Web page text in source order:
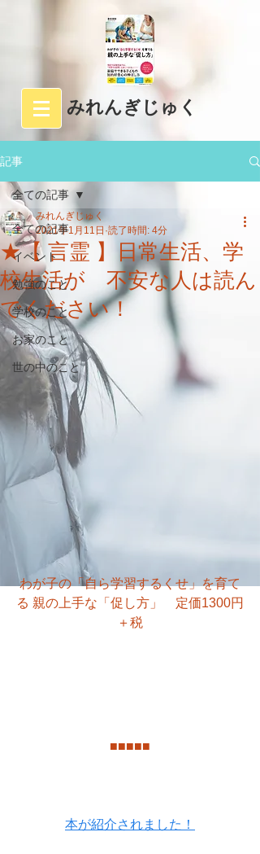
みれんぎじゅく
記事
全ての記事
イベント
勉強のこと
学校のこと
お家のこと
世の中のこと
全ての記事
★【 言霊 】日常生活、学
校生活が 不安な人は読ん
でください！
みれんぎじゅく
2021年1月11日 読了時間: 4分
わが子の「自ら学習するくせ」を育て
る 親の上手な「促し方」　定価1300円
＋税
■■■■■
本が紹介されました！